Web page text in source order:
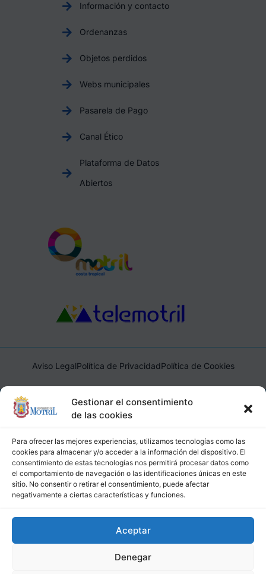
Gestionar el consentimiento
de las cookies
Para ofrecer las mejores experiencias, utilizamos tecnologías como las
cookies para almacenar y/o acceder a la información del dispositivo. El
consentimiento de estas tecnologías nos permitirá procesar datos como
el comportamiento de navegación o las identificaciones únicas en este
sitio. No consentir o retirar el consentimiento, puede afectar
negativamente a ciertas características y funciones.
Aceptar
Denegar
Información y contacto
Ordenanzas
Objetos perdidos
Webs municipales
Pasarela de Pago
Canal Ético
Plataforma de Datos
Abiertos
Aviso LegalPolítica de PrivacidadPolítica de Cookies
Ayuntamiento de Motril, Plaza de España, 1, 18600, Motril,
(Granada), CIF: P1814200J, DIR3: L01181400